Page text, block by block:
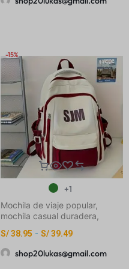
Correas Ajustables, Espalda
-15%
+1
Mochila de viaje popular,
mochila casual duradera,
S/38.95 - S/39.49
shop20lukas@gmail.com